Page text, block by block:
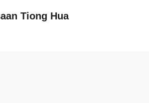
Tiong Hua